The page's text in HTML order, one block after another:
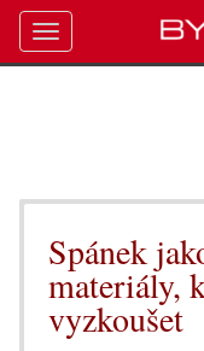
Spánek
materiály,
vyzkoušet
Toggle
navigation